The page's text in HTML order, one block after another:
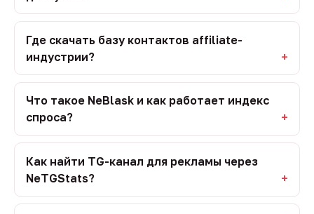
Где скачать базу контактов affiliate-
индустрии?
Что такое NeBlask и как работает индекс
спроса?
Как найти TG-канал для рекламы через
NeTGStats?